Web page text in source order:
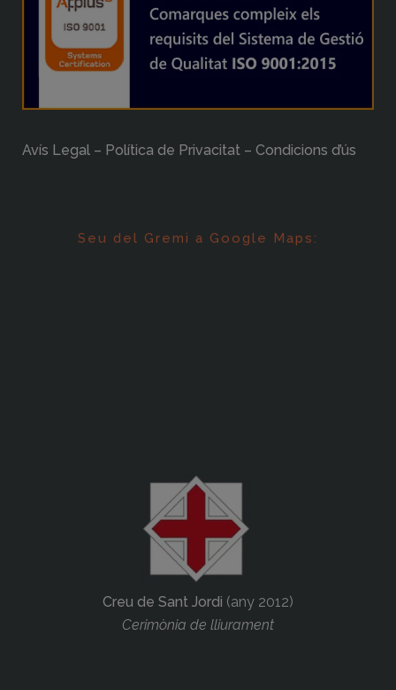
Avís Legal – Política de Privacitat – Condicions d’ús
Seu del Gremi a Google Maps:
Creu de Sant Jordi (any 2012)
Cerimònia de lliurament